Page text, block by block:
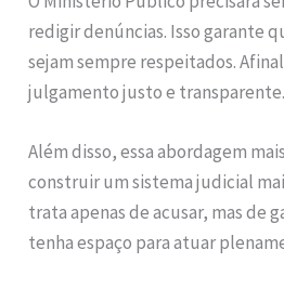
redigir denúncias. Isso garante
sejam sempre respeitados.
julgamento justo e transparente.
Além disso, essa abordagem
construir um sistema judicial
trata apenas de acusar, mas de
tenha espaço para atuar